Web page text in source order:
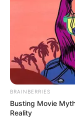
BRAINBERRIES
Busting Movie
Reality